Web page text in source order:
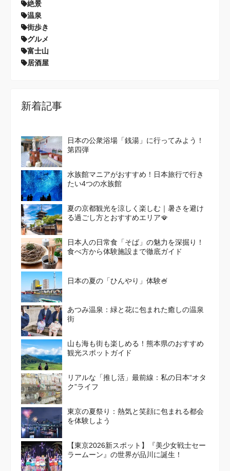
絶景
温泉
街歩き
グルメ
富士山
居酒屋
新着記事
日本の公衆浴場「銭湯」に行ってみよう！
第四弾
水族館マニアがおすすめ！日本旅行で行き
たい4つの水族館
夏の京都観光を涼しく楽しむ｜暑さを避け
る過ごし方とおすすめエリア🪭
日本人の日常食「そば」の魅力を深掘り！
食べ方から体験施設まで徹底ガイド
日本の夏の「ひんやり」体験🍧
あつみ温泉：緑と花に包まれた癒しの温泉
街
山も海も街も楽しめる！熊本県のおすすめ
観光スポットガイド
リアルな「推し活」最前線：私の日本“オタ
ク”ライフ
東京の夏祭り：熱気と笑顔に包まれる都会
を体験しよう
【東京2026新スポット】『美少女戦士セー
ラームーン』の世界が品川に誕生！